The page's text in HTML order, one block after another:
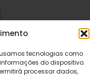
tecnologias como
do dispositivo.
processar dados,